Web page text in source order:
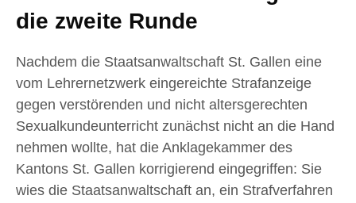
die zweite Runde
Nachdem die Staatsanwaltschaft St. Gallen eine
vom Lehrernetzwerk eingereichte Strafanzeige
gegen verstörenden und nicht altersgerechten
Sexualkundeunterricht zunächst nicht an die Hand
nehmen wollte, hat die Anklagekammer des
Kantons St. Gallen korrigierend eingegriffen: Sie
wies die Staatsanwaltschaft an, ein Strafverfahren